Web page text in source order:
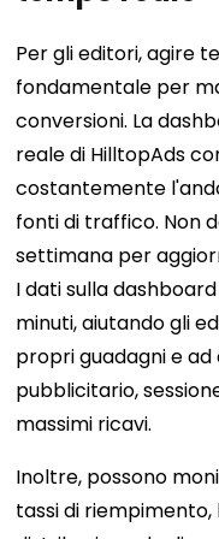
Per gli editori, agire
fondamentale per
conversioni. La
reale di HilltopAds
costantemente
fonti di traffico. Non
settimana per
I dati sulla
minuti, aiutando gli
propri guadagni e
pubblicitario,
massimi ricavi.
Inoltre, possono
tassi di